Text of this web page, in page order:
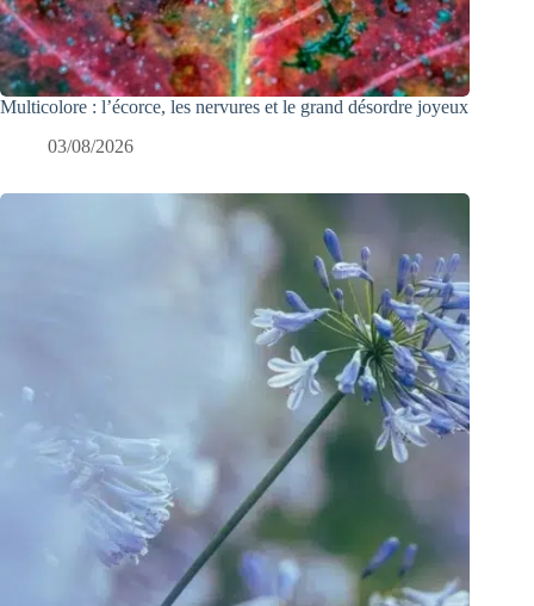
Multicolore : l’écorce, les nervures et le grand désordre joyeux
03/08/2026